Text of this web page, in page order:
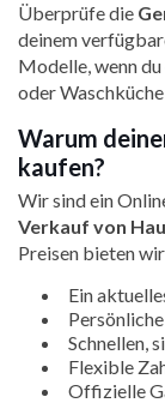
Überprüfe die
deinem
Modelle, wenn
oder
Warum
kaufen?
Wir sind ein
Verkauf von
Preisen bieten
Ein
Schnellen,
Flexible
Offizielle